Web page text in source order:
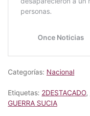
Categorías: Nacional
Etiquetas: 2DESTACADO,
GUERRA SUCIA